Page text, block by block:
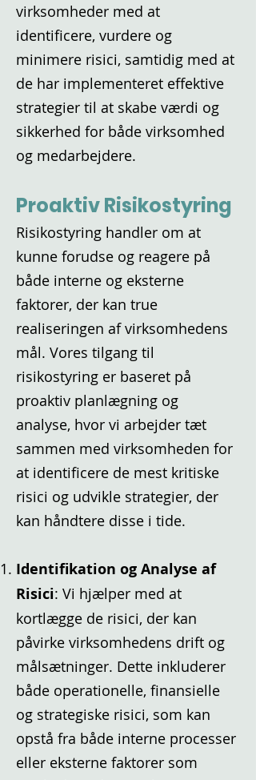
virksomheder med at
identificere, vurdere og
minimere risici, samtidig med at
de har implementeret effektive
strategier til at skabe værdi og
sikkerhed for både virksomhed
og medarbejdere.
Proaktiv Risikostyring
Risikostyring handler om at
kunne forudse og reagere på
både interne og eksterne
faktorer, der kan true
realiseringen af virksomhedens
mål. Vores tilgang til
risikostyring er baseret på
proaktiv planlægning og
analyse, hvor vi arbejder tæt
sammen med virksomheden for
at identificere de mest kritiske
risici og udvikle strategier, der
kan håndtere disse i tide.
Identifikation og Analyse af
Risici: Vi hjælper med at
kortlægge de risici, der kan
påvirke virksomhedens drift og
målsætninger. Dette inkluderer
både operationelle, finansielle
og strategiske risici, som kan
opstå fra både interne processer
eller eksterne faktorer som